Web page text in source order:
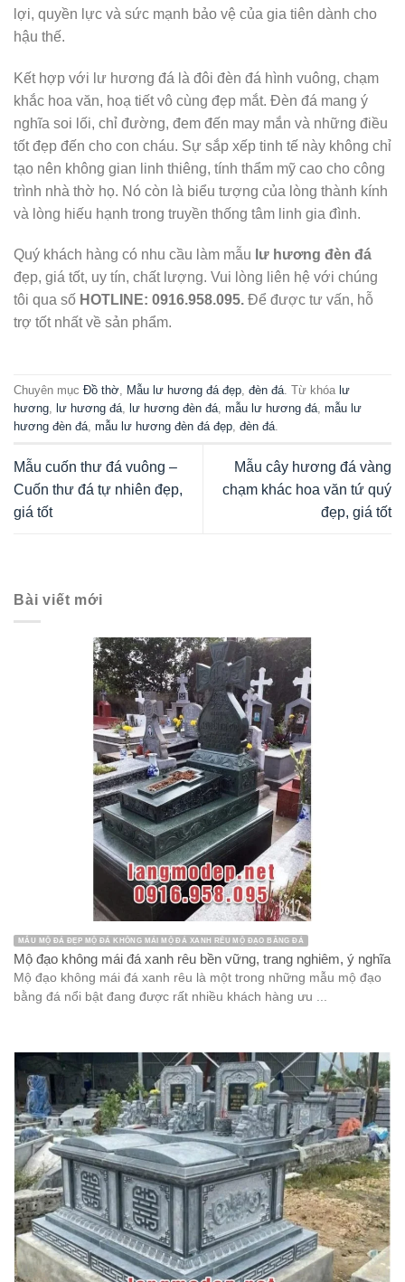
lợi, quyền lực và sức mạnh bảo vệ của gia tiên dành cho
hậu thế.
Kết hợp với lư hương đá là đôi đèn đá hình vuông, chạm
khắc hoa văn, hoạ tiết vô cùng đẹp mắt. Đèn đá mang ý
nghĩa soi lối, chỉ đường, đem đến may mắn và những điều
tốt đẹp đến cho con cháu. Sự sắp xếp tinh tế này không chỉ
tạo nên không gian linh thiêng, tính thẩm mỹ cao cho công
trình nhà thờ họ. Nó còn là biểu tượng của lòng thành kính
và lòng hiếu hạnh trong truyền thống tâm linh gia đình.
Quý khách hàng có nhu cầu làm mẫu lư hương đèn đá
đẹp, giá tốt, uy tín, chất lượng. Vui lòng liên hệ với chúng
tôi qua số HOTLINE: 0916.958.095. Để được tư vấn, hỗ
trợ tốt nhất về sản phẩm.
Chuyên mục Đồ thờ Mẫu lư hương đá đẹp đèn đá . Từ khóa lư
hương lư hương đá lư hương đèn đá mẫu lư hương đá mẫu lư
hương đèn đá mẫu lư hương đèn đá đẹp đèn đá
Mẫu cuốn thư đá vuông –
Cuốn thư đá tự nhiên đẹp,
giá tốt
Mẫu cây hương đá vàng
chạm khác hoa văn tứ quý
đẹp, giá tốt
Bài viết mới
MẪU MỘ ĐÁ ĐẸP MỘ ĐÁ KHÔNG MÁI MỘ ĐÁ XANH RÊU MỘ ĐẠO BẰNG ĐÁ
Mộ đạo không mái đá xanh rêu bền vững, trang nghiêm, ý nghĩa
Mộ đạo không mái đá xanh rêu là một trong những mẫu mộ đạo
bằng đá nổi bật đang được rất nhiều khách hàng ưu ...